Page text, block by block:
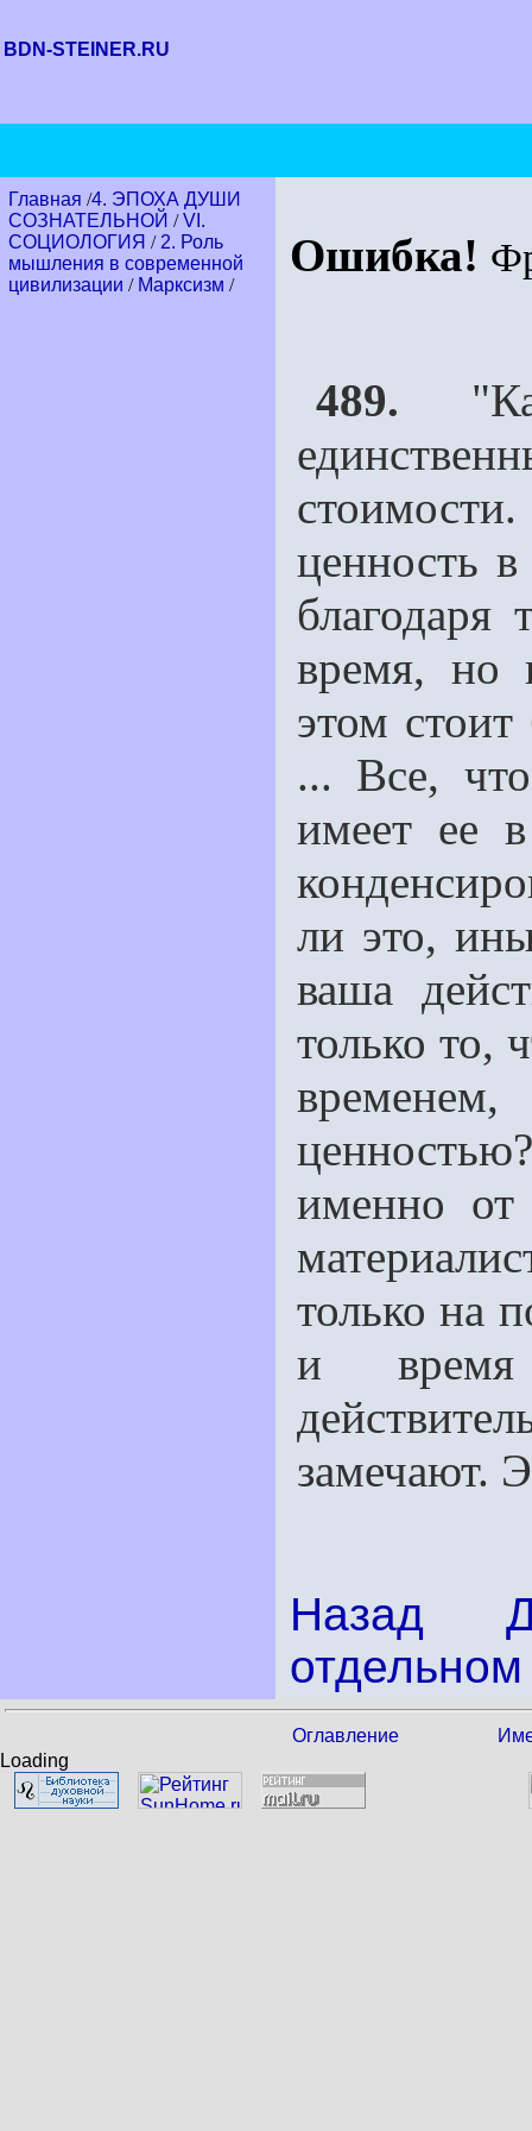
BDN-STEINER.RU
Главная /4. ЭПОХА ДУШИ
СОЗНАТЕЛЬНОЙ /VI.
СОЦИОЛОГИЯ / 2. Роль
мышления в современной
цивилизации / Марксизм /
Ошибка!
489.
ценность
благодаря
время, но
этом
... Все,
имеет еe
ли это,
ваша
только то,
именно от
только на
и время
замечают.
Назад
Оглавление
Loading